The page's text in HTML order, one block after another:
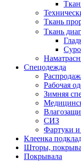
Ткань
Ткань
Спецодежда
Рабочая
Зимняя
СИЗ
Фартуки и
Клеенка
Шторы,
Покрывала